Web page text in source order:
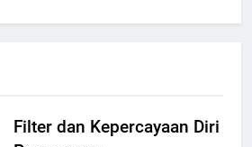
Filter dan Kepercayaan Diri